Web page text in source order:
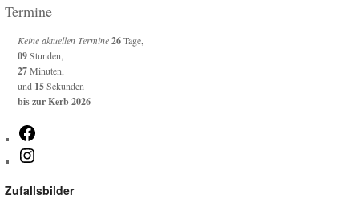
Termine
Keine aktuellen Termine 26Tage,
09Stunden,
27Minuten,
und 15Sekunden
bis zur Kerb 2026
Zufallsbilder